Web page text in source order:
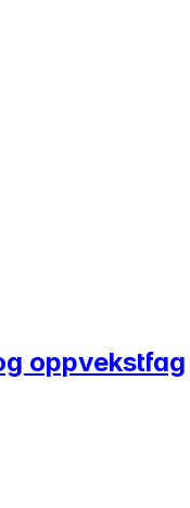
oppvekstfag